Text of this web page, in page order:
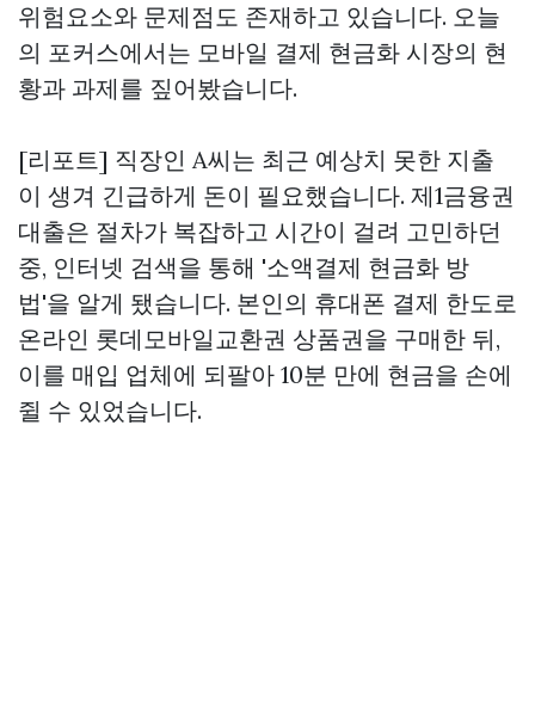
위험요소와 문제점도 존재하고 있습니다. 오늘
의 포커스에서는 모바일 결제 현금화 시장의 현
황과 과제를 짚어봤습니다.
[리포트] 직장인 A씨는 최근 예상치 못한 지출
이 생겨 긴급하게 돈이 필요했습니다. 제1금융권
대출은 절차가 복잡하고 시간이 걸려 고민하던
중, 인터넷 검색을 통해 '소액결제 현금화 방
법'을 알게 됐습니다. 본인의 휴대폰 결제 한도로
온라인 롯데모바일교환권 상품권을 구매한 뒤,
이를 매입 업체에 되팔아 10분 만에 현금을 손에
쥘 수 있었습니다.